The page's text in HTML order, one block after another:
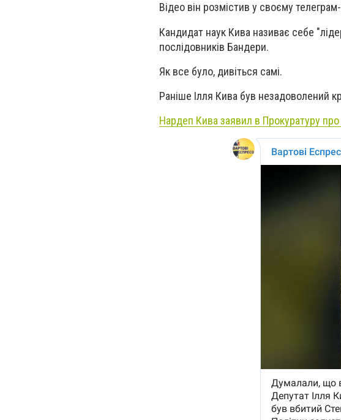
Відео він розмістив у своєму телеграм-
Кандидат наук Кива називає себе
послідовників Бандери.
Як все було, дивіться самі.
Раніше Ілля Кива був незадоволений
Нардеп Кива заявил в Прокуратуру